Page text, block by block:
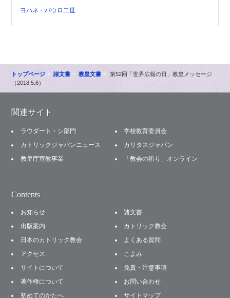
ヨハネ・パウロ二世
トップページ 諸文書 教皇文書
第52回「世界広報の日」教皇メッセージ
（2018.5.6）
関連サイト
ラウダート・シ部門
学校教育委員会
カトリックジャパンニュース
カリタスジャパン
教皇庁宣教事業
「教会の祈り」オンライン
Contents
お知らせ
諸文書
出版案内
カトリック教会
日本のカトリック教会
よくある質問
アクセス
こよみ
サイトについて
免責・注意事項
著作権について
お問い合わせ
初めてのかたへ
サイトマップ